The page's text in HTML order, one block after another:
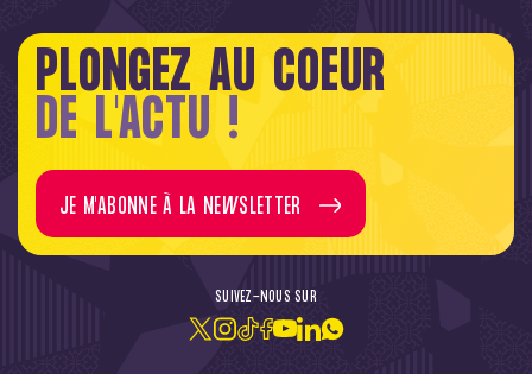
PLONGEZ AU COEUR
DE L'ACTU !
JE M'ABONNE À LA NEWSLETTER
SUIVEZ-NOUS SUR